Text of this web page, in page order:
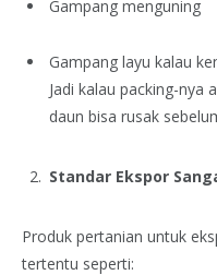
Gampang menguning
Gampang layu kalau
Jadi kalau packing-nya
daun bisa rusak
Standar Ekspor
Produk pertanian untuk
tertentu seperti: